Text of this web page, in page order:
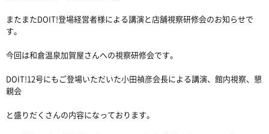
またまたDOIT!登場経営者様による講演と店舗視察研修会のお知らせで
す。
今回は和倉温泉加賀屋さんへの視察研修会です。
DOIT!12号にもご登場いただいた小田禎彦会長による講演、館内視察、懇
親会
と盛りだくさんの内容になっております。